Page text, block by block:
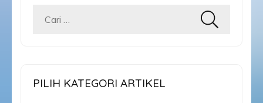
Cari
PILIH KATEGORI ARTIKEL